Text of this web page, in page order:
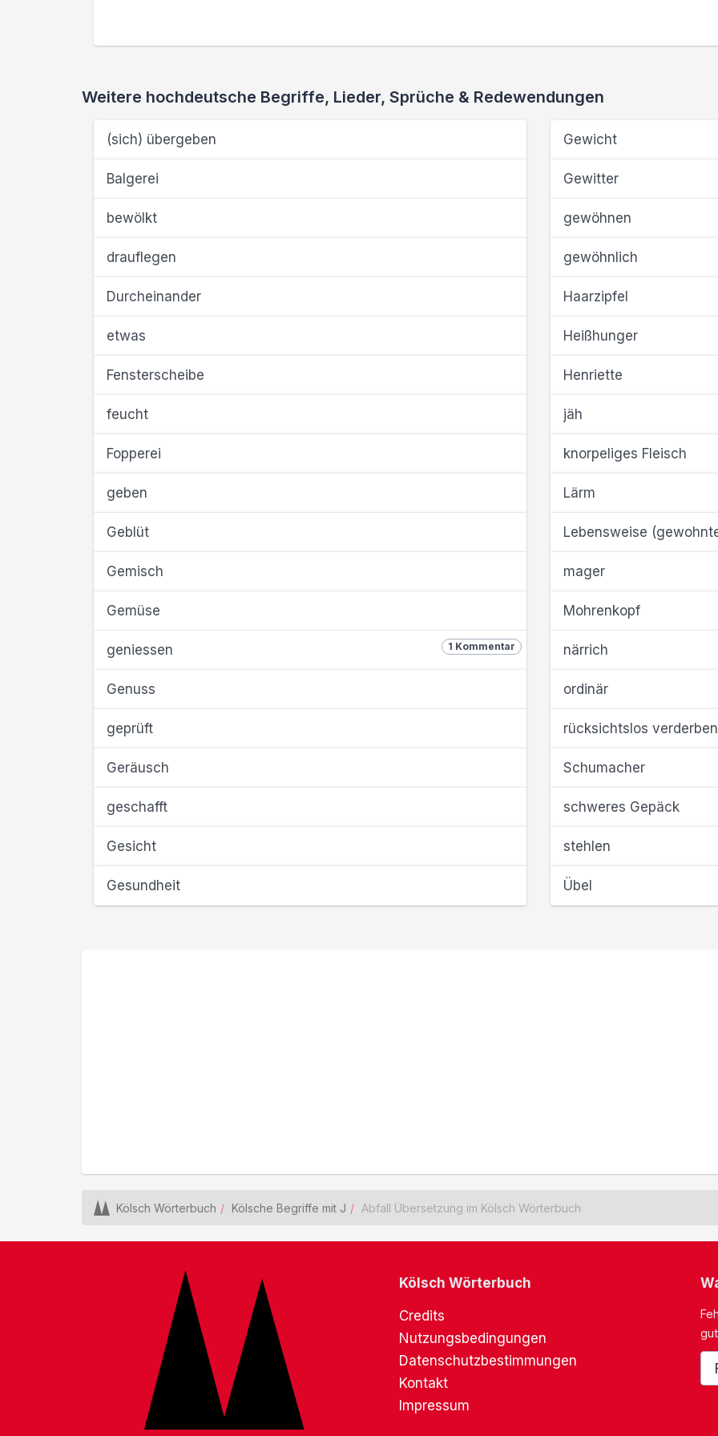
Weitere hochdeutsche Begriffe, Lieder, Sprüche & Redewendungen
(sich) übergeben
Balgerei
bewölkt
drauflegen
Durcheinander
etwas
Fensterscheibe
feucht
Fopperei
geben
Geblüt
Gemisch
Gemüse
1 Kommentar
geniessen
Genuss
geprüft
Geräusch
geschafft
Gesicht
Gesundheit
Gewicht
Gewitter
gewöhnen
gewöhnlich
Haarzipfel
Heißhunger
Henriette
jäh
knorpeliges Fleisch
Lärm
Lebensweise
mager
Mohrenkopf
närrich
ordinär
rücksichtslos verderben
Schumacher
schweres Gepäck
stehlen
Übel
Kölsch Wörterbuch Kölsche Begriffe mit J Abfall Übersetzung im Kölsch Wörterbuch
Kölsch Wörterbuch
Credits
Nutzungsbedingungen
Datenschutzbestimmungen
Kontakt
Impressum